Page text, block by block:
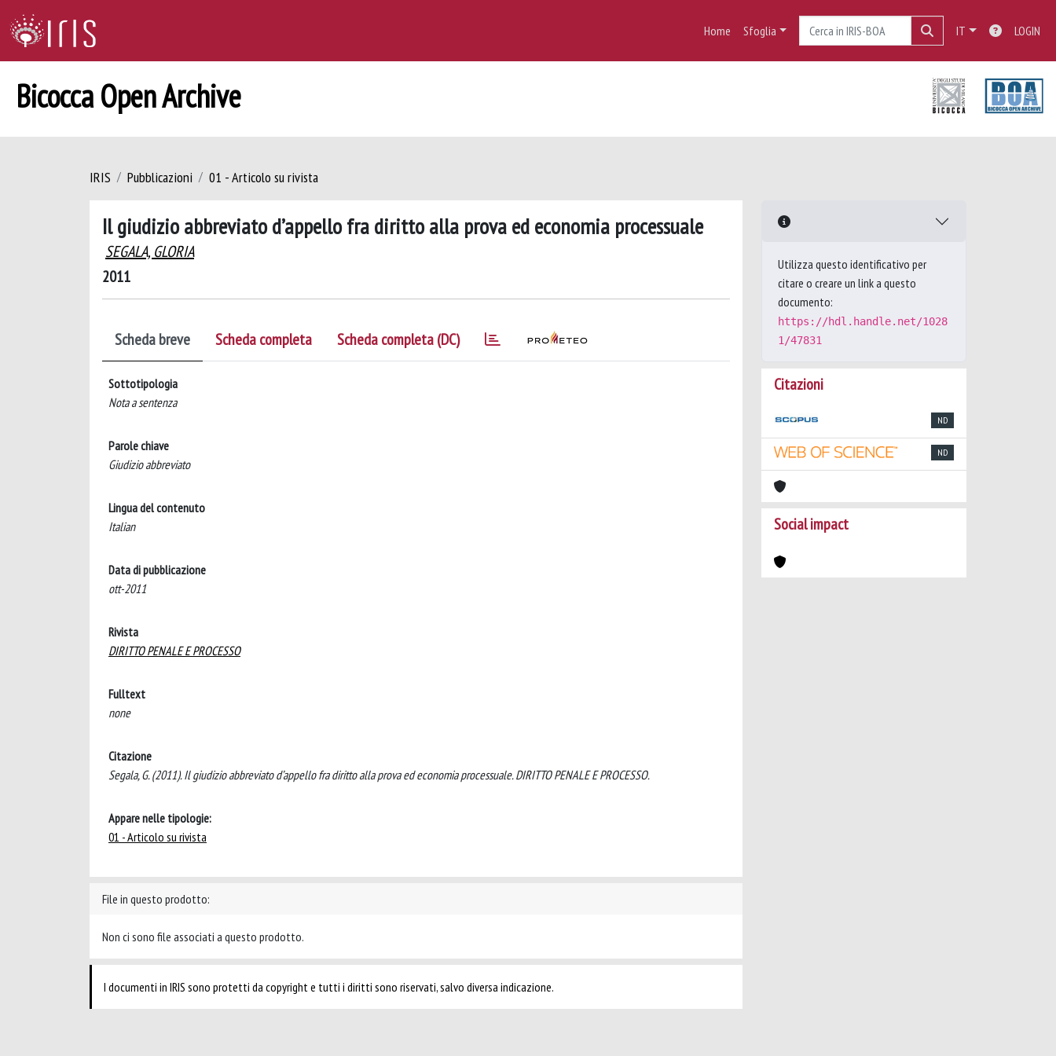
Home Sfoglia IT LOGIN
Bicocca Open Archive
IRIS Pubblicazioni 01 - Articolo su rivista
Il giudizio abbreviato d’appello fra diritto alla prova ed economia processuale
SEGALA, GLORIA
2011
Scheda breve Scheda completa Scheda completa (DC)
Sottotipologia
Nota a sentenza
Parole chiave
Giudizio abbreviato
Lingua del contenuto
Italian
Data di pubblicazione
ott-2011
Rivista
DIRITTO PENALE E PROCESSO
Fulltext
none
Citazione
Segala, G. (2011). Il giudizio abbreviato d’appello fra diritto alla prova ed economia processuale. DIRITTO PENALE E PROCESSO.
Appare nelle tipologie:
01 - Articolo su rivista
File in questo prodotto:
Non ci sono file associati a questo prodotto.
I documenti in IRIS sono protetti da copyright e tutti i diritti sono riservati, salvo diversa indicazione.
Utilizza questo identificativo per
citare o creare un link a questo
documento:
https://hdl.handle.net/1028
1/47831
Citazioni
ND
ND
Social impact